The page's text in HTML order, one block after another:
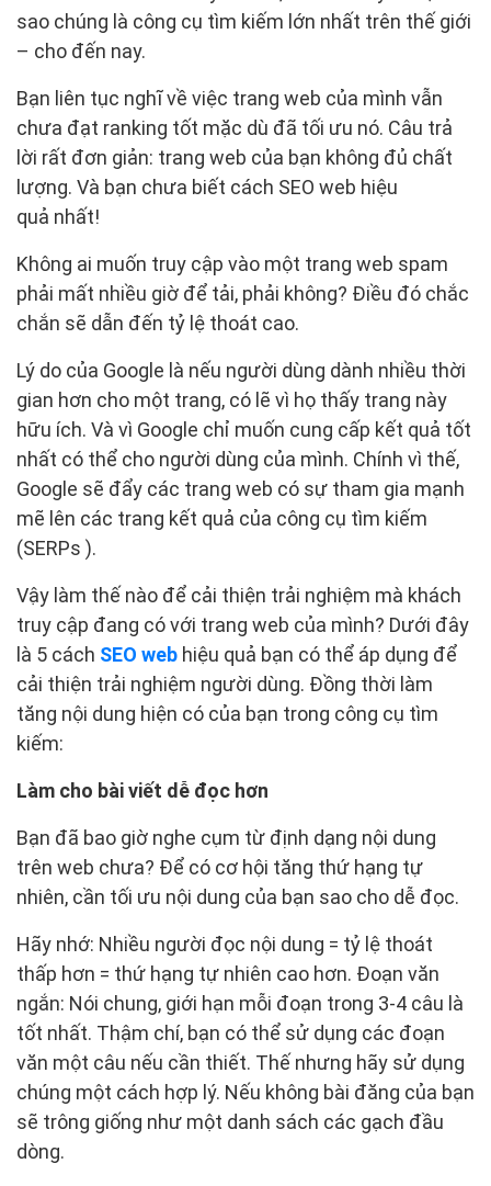
sao chúng là công cụ tìm kiếm lớn nhất trên thế giới
– cho đến nay.
Bạn liên tục nghĩ về việc trang web của mình vẫn
chưa đạt ranking tốt mặc dù đã tối ưu nó. Câu trả
lời rất đơn giản: trang web của bạn không đủ chất
lượng. Và bạn chưa biết cách SEO web hiệu
quả nhất!
Không ai muốn truy cập vào một trang web spam
phải mất nhiều giờ để tải, phải không? Điều đó chắc
chắn sẽ dẫn đến tỷ lệ thoát cao.
Lý do của Google là nếu người dùng dành nhiều thời
gian hơn cho một trang, có lẽ vì họ thấy trang này
hữu ích. Và vì Google chỉ muốn cung cấp kết quả tốt
nhất có thể cho người dùng của mình. Chính vì thế,
Google sẽ đẩy các trang web có sự tham gia mạnh
mẽ lên các trang kết quả của công cụ tìm kiếm
(SERPs ).
Vậy làm thế nào để cải thiện trải nghiệm mà khách
truy cập đang có với trang web của mình? Dưới đây
là 5 cách SEO web hiệu quả bạn có thể áp dụng để
cải thiện trải nghiệm người dùng. Đồng thời làm
tăng nội dung hiện có của bạn trong công cụ tìm
kiếm:
Làm cho bài viết dễ đọc hơn
Bạn đã bao giờ nghe cụm từ định dạng nội dung
trên web chưa? Để có cơ hội tăng thứ hạng tự
nhiên, cần tối ưu nội dung của bạn sao cho dễ đọc.
Hãy nhớ: Nhiều người đọc nội dung = tỷ lệ thoát
thấp hơn = thứ hạng tự nhiên cao hơn. Đoạn văn
ngắn: Nói chung, giới hạn mỗi đoạn trong 3-4 câu là
tốt nhất. Thậm chí, bạn có thể sử dụng các đoạn
văn một câu nếu cần thiết. Thế nhưng hãy sử dụng
chúng một cách hợp lý. Nếu không bài đăng của bạn
sẽ trông giống như một danh sách các gạch đầu
dòng.